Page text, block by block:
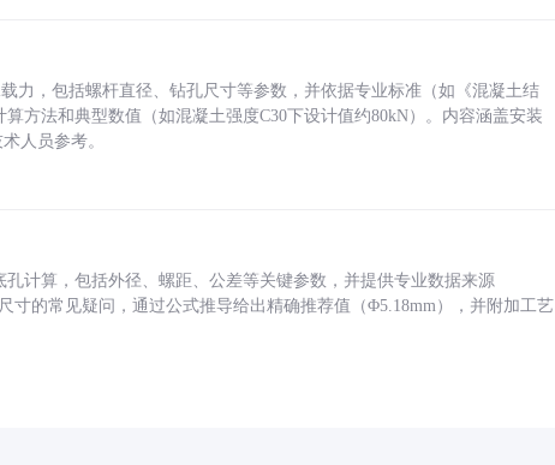
力，包括螺杆直径、钻孔尺寸等参数，并依据专业标准（如《混凝土结
方法和典型数值（如混凝土强度C30下设计值约80kN）。内容涵盖安装
人员参考。
计算，包括外径、螺距、公差等关键参数，并提供专业数据来源
寸的常见疑问，通过公式推导给出精确推荐值（Φ5.18mm），并附加工艺